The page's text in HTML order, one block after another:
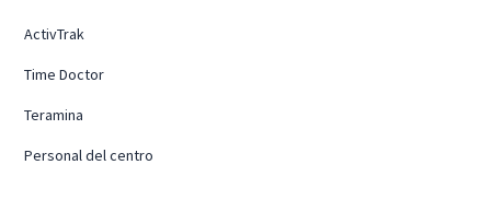
ActivTrak
Time Doctor
Teramina
Personal del centro